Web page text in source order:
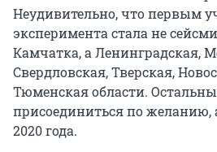
Неудивительно, что первым
эксперимента стала не
Камчатка, а Ленинградская,
Свердловская, Тверская,
Тюменская области.
присоединиться по желанию,
2020 года.